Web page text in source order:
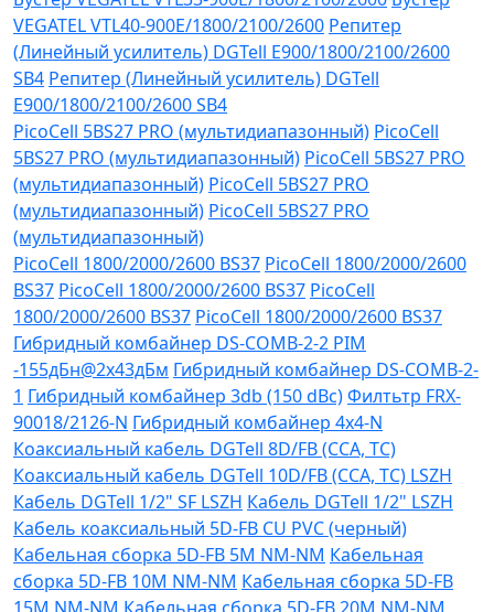
VEGATEL VTL40-900E/1800/2100/2600 Репитер
(Линейный усилитель) DGTell Е900/1800/2100/2600
SB4 Репитер (Линейный усилитель) DGTell
Е900/1800/2100/2600 SB4
PicoCell 5BS27 PRO (мультидиапазонный) PicoCell
5BS27 PRO (мультидиапазонный) PicoCell 5BS27 PRO
(мультидиапазонный) PicoCell 5BS27 PRO
(мультидиапазонный) PicoCell 5BS27 PRO
(мультидиапазонный)
PicoCell 1800/2000/2600 BS37 PicoCell 1800/2000/2600
BS37 PicoCell 1800/2000/2600 BS37 PicoCell
1800/2000/2600 BS37 PicoCell 1800/2000/2600 BS37
Гибридный комбайнер DS-COMB-2-2 PIM
-155дБн@2x43дБм Гибридный комбайнер DS-COMB-2-
1 Гибридный комбайнер 3db (150 dBc)Филтьтр FRX-
90018/2126-N Гибридный комбайнер 4х4-N
Коаксиальный кабель DGTell 8D/FB (CCA, TC)
Коаксиальный кабель DGTell 10D/FB (CCA, TC) LSZH
Кабель DGTell 1/2" SF LSZH Кабель DGTell 1/2" LSZH
Кабель коаксиальный 5D-FB CU PVC (черный)
Кабельная сборка 5D-FB 5М NM-NM Кабельная
сборка 5D-FB 10М NM-NM Кабельная сборка 5D-FB